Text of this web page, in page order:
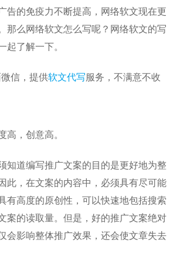
告的免疫力不断提高，网络软文现在更
那么网络软文怎么写呢？网络软文的写
起了解一下。
微信，提供软文代写服务，不满意不收
高，创意高。
知道编写推广文案的目的是更好地为整
此，在文案的内容中，必须具有尽可能
有高度的原创性，可以快速地包括搜索
案的读取量。但是，好的推广文案绝对
会影响整体推广效果，还会使文章失去